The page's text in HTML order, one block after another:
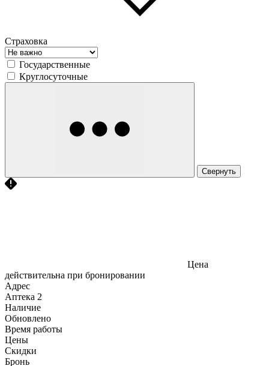
Страховка
Государственные
Круглосуточные
Свернуть
Цена
действительна при бронировании
Адрес
Аптека 2
Наличие
Обновлено
Время работы
Цены
Скидки
Бронь